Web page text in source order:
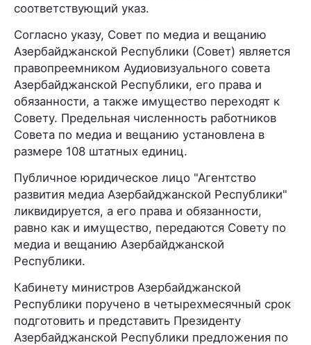
соответствующий указ.
Согласно указу, Совет по медиа и вещанию
Азербайджанской Республики (Совет) является
правопреемником Аудиовизуального совета
Азербайджанской Республики, его права и
обязанности, а также имущество переходят к
Совету. Предельная численность работников
Совета по медиа и вещанию установлена в
размере 108 штатныx единиц.
Публичное юридическое лицо "Агентство
развития медиа Азербайджанской Республики"
ликвидируется, а его права и обязанности,
равно как и имущество, передаются Совету по
медиа и вещанию Азербайджанской
Республики.
Кабинету министров Азербайджанской
Республики поручено в четырехмесячный срок
подготовить и представить Президенту
Азербайджанской Республики предложения по